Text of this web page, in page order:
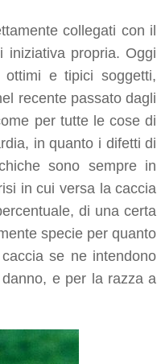
collegati con il
propria. Oggi
e tipici soggetti,
recente passato dagli
per tutte le cose di
in quanto i difetti di
sono sempre in
in cui versa la caccia
di una certa
specie per quanto
se ne intendono
e per la razza a